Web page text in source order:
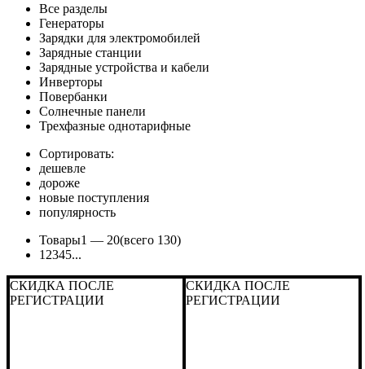
Все разделы
Генераторы
Зарядки для электромобилей
Зарядные станции
Зарядные устройства и кабели
Инверторы
Повербанки
Солнечные панели
Трехфазные однотарифные
Сортировать:
дешевле
дороже
новые поступления
популярность
Товары1 — 20(всего 130)
1 2345...
СКИДКА ПОСЛЕ
РЕГИСТРАЦИИ
СКИДКА ПОСЛЕ
РЕГИСТРАЦИИ